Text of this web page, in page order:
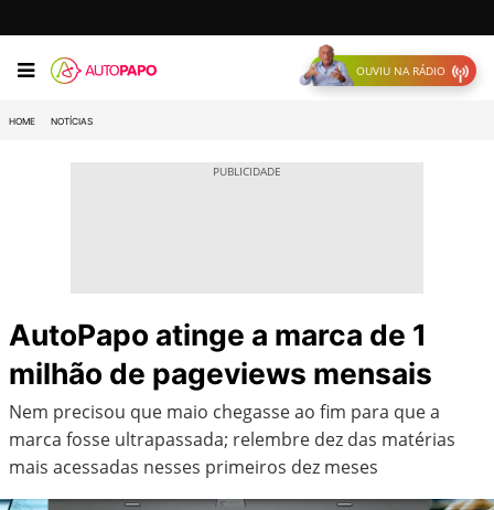
OUVIU NA RÁDIO
HOME NOTÍCIAS
AutoPapo atinge a marca de 1
milhão de pageviews mensais
Nem precisou que maio chegasse ao fim para que a
marca fosse ultrapassada; relembre dez das matérias
mais acessadas nesses primeiros dez meses